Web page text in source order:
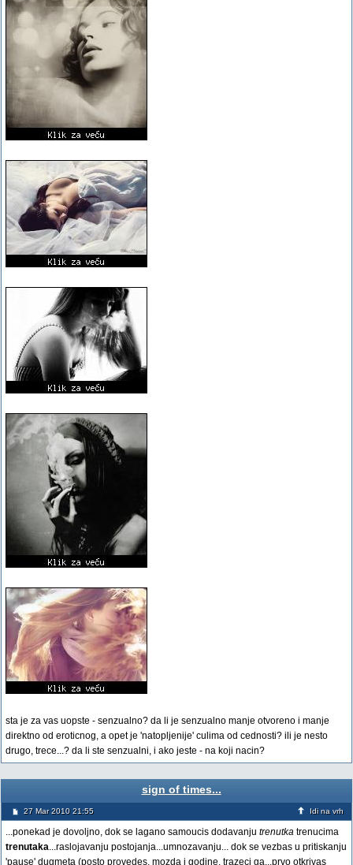
sta je za vas uopste - senzualno? da li je senzualno manje otvoreno i manje
direktno od eroticnog, a opet je 'natopljenije' culima od cednosti? ili je nesto
drugo, trece...? da li ste senzualni, i ako jeste - na koji nacin?
sign of times...
27 Mar 2010 21:55 Idi na vrh
...ponekad je dovoljno, dok se lagano samoucis dodavanju trenutka trenucima
trenutaka...raslojavanju postojanja...umnozavanju... dok se vezbas u pritiskanju
'pause' dugmeta (posto provedes, mozda i godine, trazeci ga...prvo otkrivas